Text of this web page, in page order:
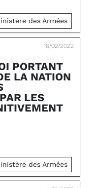
des Armées
16/02/2022
PORTANT
LA NATION
LES
des Armées